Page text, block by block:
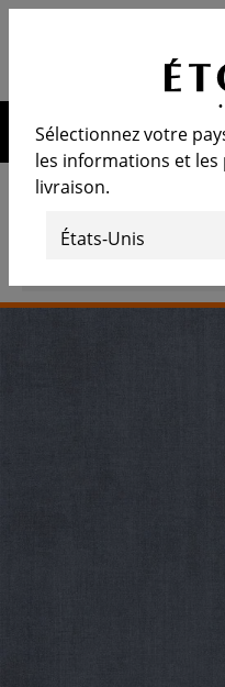
Calculez le
nécessaire
inscrivant
Sélectionnez votre
les informations et
livraison.